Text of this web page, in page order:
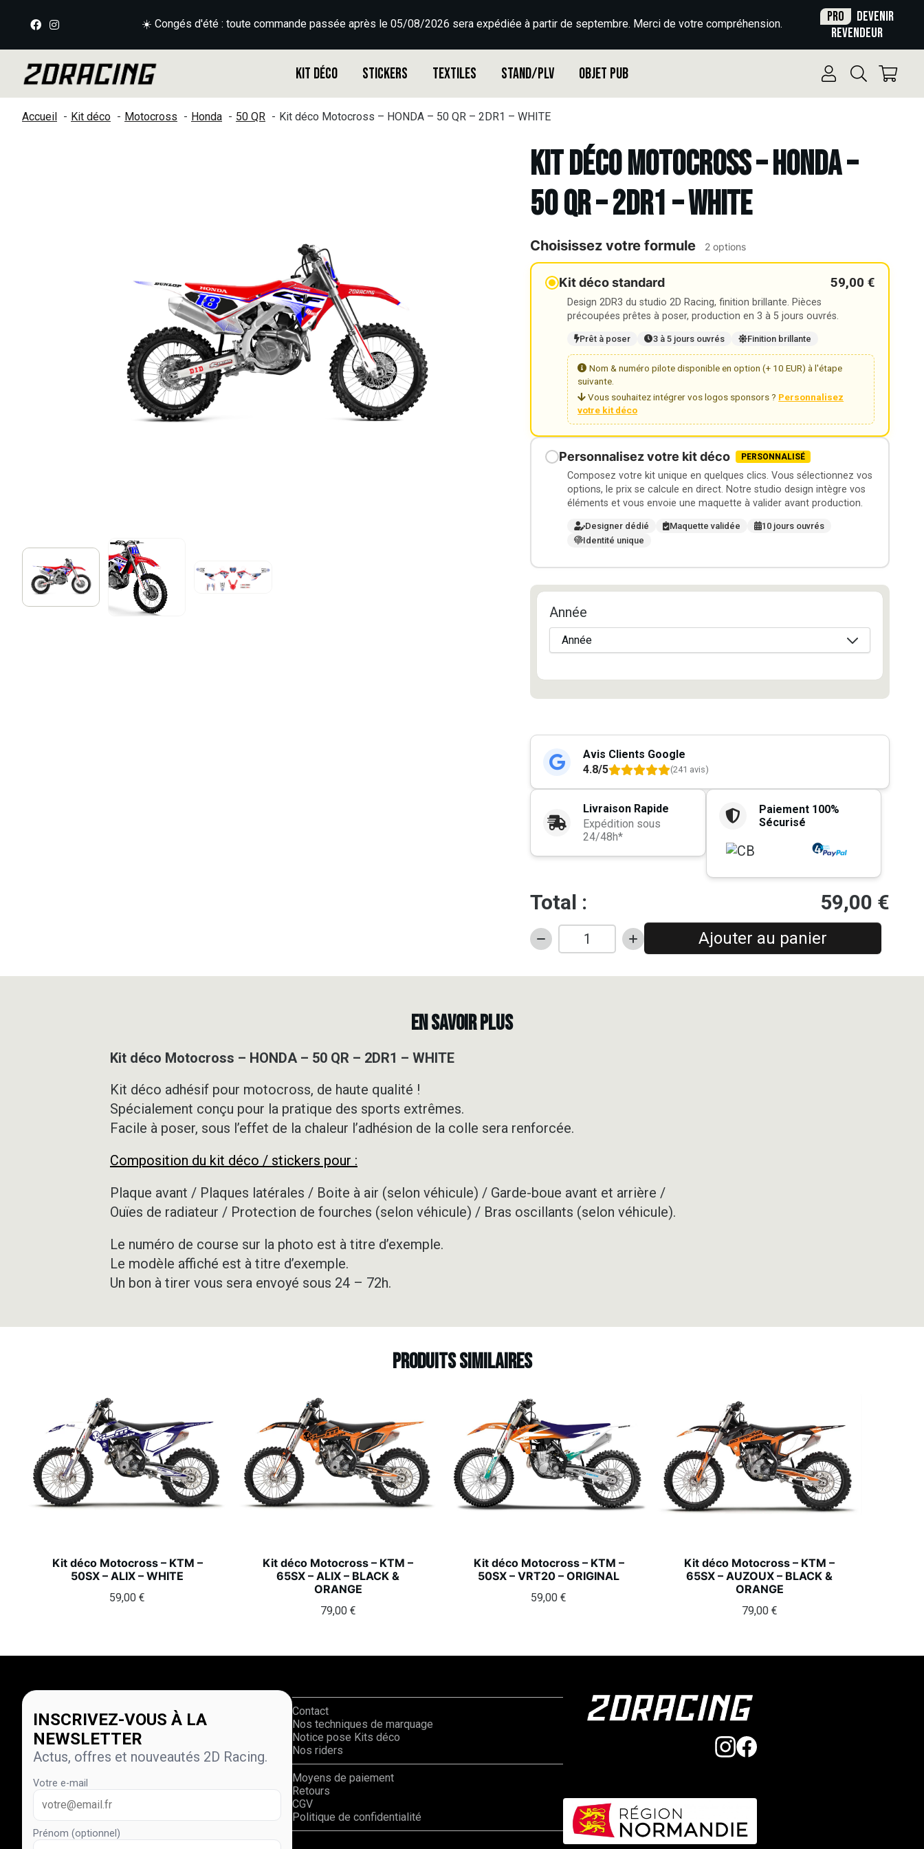
☀️ Congés d'été : toute commande passée après le 05/08/2026 sera expédiée à partir de septembre. Merci de votre compréhension. Pro
Devenir
revendeur
Kit déco Stickers Textiles Stand/PLV Objet Pub
Accueil Kit déco Motocross Honda 50 QR Kit déco Motocross – HONDA – 50 QR – 2DR1 – WHITE
Kit déco Motocross – HONDA –
50 QR – 2DR1 – WHITE
Choisissez votre formule 2 options
Kit déco standard 59,00 €
Design 2DR3 du studio 2D Racing, finition brillante. Pièces
précoupées prêtes à poser, production en 3 à 5 jours ouvrés.
Prêt à poser 3 à 5 jours ouvrés Finition brillante
Nom & numéro pilote disponible en option (+ 10 EUR) à l'étape
suivante.
Vous souhaitez intégrer vos logos sponsors ? Personnalisez
votre kit déco
Personnalisez votre kit déco PERSONNALISÉ
Composez votre kit unique en quelques clics. Vous sélectionnez vos
options, le prix se calcule en direct. Notre studio design intègre vos
éléments et vous envoie une maquette à valider avant production.
Designer dédié Maquette validée
10 jours ouvrés
Identité unique
Année
Avis Clients Google
4.8/5
(241 avis)
Livraison Rapide
Expédition sous
24/48h*
Paiement 100%
Sécurisé
Total : 59,00 €
quantité
Kit
2DR1
Ajouter au panier
EN SAVOIR PLUS
Kit déco Motocross – HONDA – 50 QR – 2DR1 – WHITE
Kit déco adhésif pour motocross, de haute qualité !
Spécialement conçu pour la pratique des sports extrêmes.
Facile à poser, sous l’effet de la chaleur l’adhésion de la colle sera renforcée.
Composition du kit déco / stickers pour :
Plaque avant / Plaques latérales / Boite à air (selon véhicule) / Garde-boue avant et arrière /
Ouïes de radiateur / Protection de fourches (selon véhicule) / Bras oscillants (selon véhicule).
Le numéro de course sur la photo est à titre d’exemple.
Le modèle affiché est à titre d’exemple.
Un bon à tirer vous sera envoyé sous 24 – 72h.
Produits similaires
Kit déco Motocross – KTM –
50SX – ALIX – WHITE
59,00€
Kit déco Motocross – KTM –
65SX – ALIX – BLACK &
ORANGE
79,00 €
Kit déco Motocross – KTM –
50SX – VRT20 – ORIGINAL
59,00€
Kit déco Motocross – KTM –
65SX – AUZOUX – BLACK &
ORANGE
79,00 €
INSCRIVEZ-VOUS À LA
NEWSLETTER
Actus, offres et nouveautés 2D Racing.
Votre e-mail
Prénom (optionnel)
Contact
Nos techniques de marquage
Notice pose Kits déco
Nos riders
Moyens de paiement
Retours
CGV
Politique de confidentialité